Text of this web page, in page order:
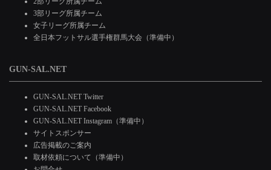
3部リーグ所属チーム
女子リーグ所属チーム
全日本フットサル選手権群馬大会（準備中）
GUN-SAL.NET
GUN-SAL.NET Twitter
GUN-SAL.NET Facebook
GUN-SAL.NET Instagram（準備中）
サイトスポンサー
広告掲載のご案内
取材依頼について（準備中）